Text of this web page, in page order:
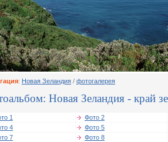
: Новая Зеландия / фотогалерея
Новая Зеландия - край
1
Фото 2
4
Фото 5
7
Фото 8